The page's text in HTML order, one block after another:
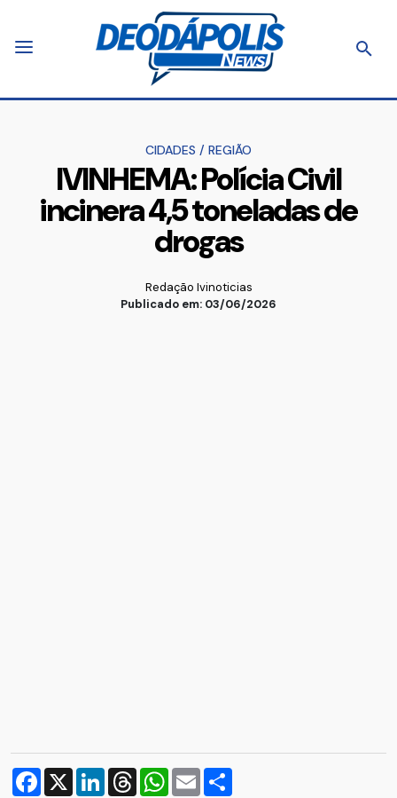
CIDADES / REGIÃO
IVINHEMA: Polícia Civil
incinera 4,5 toneladas de
drogas
Redação Ivinoticias
Publicado em: 03/06/2026
Facebook
X LinkedInThreadsWhatsApp
Email